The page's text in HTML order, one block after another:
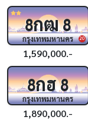
20
8กฒ8
กรุงเทพมหานคร
1,590,000.-
8กฮ8
กรุงเทพมหานคร
1,890,000.-